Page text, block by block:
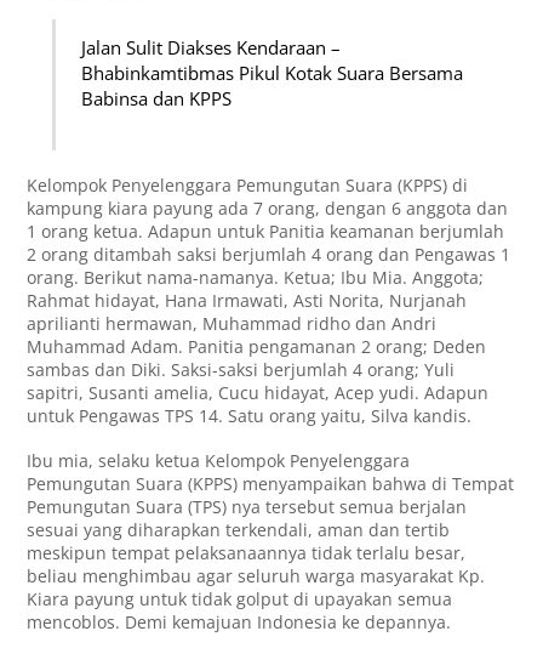
Jalan Sulit Diakses Kendaraan –
Bhabinkamtibmas Pikul Kotak Suara Bersama
Babinsa dan KPPS
Kelompok Penyelenggara Pemungutan Suara (KPPS) di
kampung kiara payung ada 7 orang, dengan 6 anggota dan
1 orang ketua. Adapun untuk Panitia keamanan berjumlah
2 orang ditambah saksi berjumlah 4 orang dan Pengawas 1
orang. Berikut nama-namanya. Ketua; Ibu Mia. Anggota;
Rahmat hidayat, Hana Irmawati, Asti Norita, Nurjanah
aprilianti hermawan, Muhammad ridho dan Andri
Muhammad Adam. Panitia pengamanan 2 orang; Deden
sambas dan Diki. Saksi-saksi berjumlah 4 orang; Yuli
sapitri, Susanti amelia, Cucu hidayat, Acep yudi. Adapun
untuk Pengawas TPS 14. Satu orang yaitu, Silva kandis.
Ibu mia, selaku ketua Kelompok Penyelenggara
Pemungutan Suara (KPPS) menyampaikan bahwa di Tempat
Pemungutan Suara (TPS) nya tersebut semua berjalan
sesuai yang diharapkan terkendali, aman dan tertib
meskipun tempat pelaksanaannya tidak terlalu besar,
beliau menghimbau agar seluruh warga masyarakat Kp.
Kiara payung untuk tidak golput di upayakan semua
mencoblos. Demi kemajuan Indonesia ke depannya.